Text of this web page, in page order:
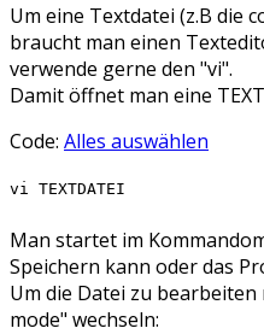
Um eine Textdatei (z.B die
braucht man einen
verwende gerne den "vi".
Damit öffnet man eine
Code: Alles auswählen
vi TEXTDATEI
Man startet im
Speichern kann oder das
Um die Datei zu
mode" wechseln: